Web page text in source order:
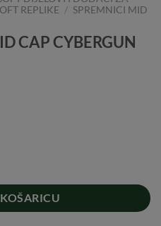
REPLIKE / SPREMNICI MID
CAP CYBERGUN